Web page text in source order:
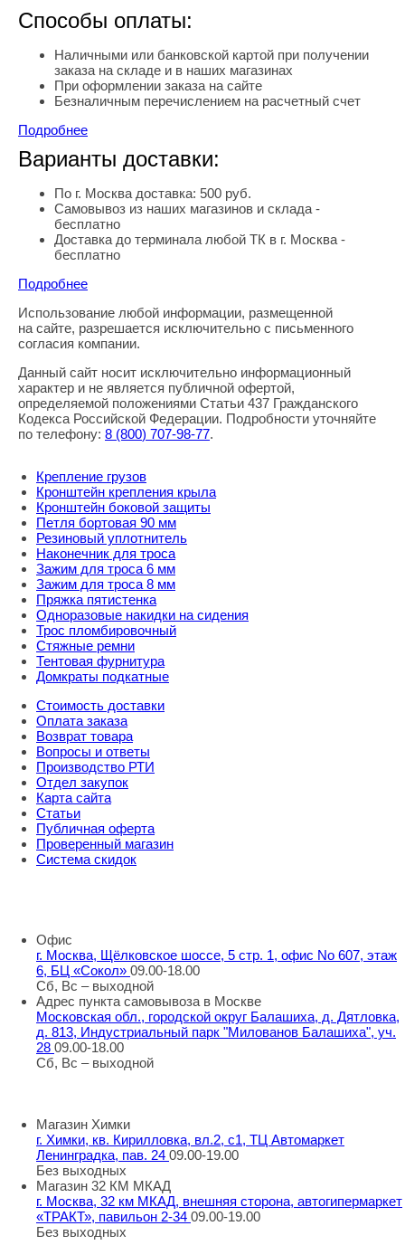
Способы оплаты:
Наличными или банковской картой при получении
заказа на складе и в наших магазинах
При оформлении заказа на сайте
Безналичным перечислением на расчетный счет
Подробнее
Варианты доставки:
По г. Москва доставка: 500 руб.
Самовывоз из наших магазинов и склада -
бесплатно
Доставка до терминала любой ТК в г. Москва -
бесплатно
Подробнее
Правовая информация
Использование любой информации, размещенной
на сайте, разрешается исключительно с письменного
согласия компании.
Данный сайт носит исключительно информационный
характер и не является публичной офертой,
определяемой положениями Статьи 437 Гражданского
Кодекса Российской Федерации. Подробности уточняйте
по телефону: 8 (800) 707-98-77.
Крепление грузов
Кронштейн крепления крыла
Кронштейн боковой защиты
Петля бортовая 90 мм
Резиновый уплотнитель
Наконечник для троса
Зажим для троса 6 мм
Зажим для троса 8 мм
Пряжка пятистенка
Одноразовые накидки на сидения
Трос пломбировочный
Стяжные ремни
Тентовая фурнитура
Домкраты подкатные
Стоимость доставки
Оплата заказа
Возврат товара
Вопросы и ответы
Производство РТИ
Отдел закупок
Карта сайта
Статьи
Публичная оферта
Проверенный магазин
Система скидок
Офис
г. Москва, Щёлковское шоссе, 5 стр. 1, офис No 607, этаж
6, БЦ «Сокол» 09.00-18.00
Сб, Вс – выходной
Адрес пункта самовывоза в Москве
Московская обл., городской округ Балашиха, д. Дятловка,
д. 813, Индустриальный парк "Милованов Балашиха", уч.
28 09.00-18.00
Сб, Вс – выходной
Магазин Химки
г. Химки, кв. Кирилловка, вл.2, с1, ТЦ Автомаркет
Ленинградка, пав. 24 09.00-19.00
Без выходных
Магазин 32 КМ МКАД
г. Москва, 32 км МКАД, внешняя сторона, автогипермаркет
«ТРАКТ», павильон 2-34 09.00-19.00
Без выходных